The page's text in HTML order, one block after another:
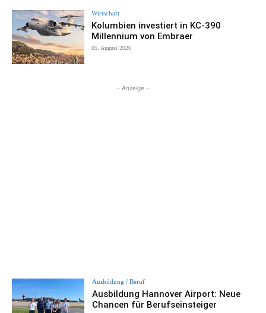
Wirtschaft
Kolumbien investiert in KC-390
Millennium von Embraer
05. August 2026
- Anzeige -
Ausbildung / Beruf
Ausbildung Hannover Airport: Neue
Chancen für Berufseinsteiger